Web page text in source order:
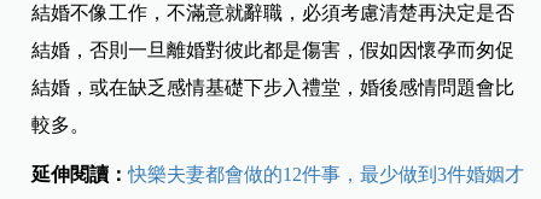
結婚不像工作，不滿意就辭職，必須考慮清楚再決定是否
結婚，否則一旦離婚對彼此都是傷害，假如因懷孕而匆促
結婚，或在缺乏感情基礎下步入禮堂，婚後感情問題會比
較多。
延伸閱讀：快樂夫妻都會做的12件事，最少做到3件婚姻才